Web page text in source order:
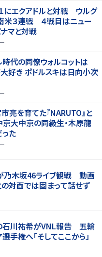
１にエクアドルと対戦 ウルグ
米３連戦 ４戦目はニュー
マと対戦
代の同僚ウォルコットは
大好き ポドルスキは日向小次
亮を育てた『NARUTO』と
大中京の同級生・木原龍
た
乃木坂46ライブ観戦 動画
対面では固まって話せず
石川祐希がVNL報告 五輪
手権へ「そしてここから」